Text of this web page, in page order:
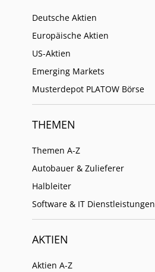
Deutsche Aktien
Europäische Aktien
US-Aktien
Emerging Markets
Musterdepot PLATOW Börse
THEMEN
Themen A-Z
Autobauer & Zulieferer
Halbleiter
Software & IT Dienstleistungen
AKTIEN
Aktien A-Z